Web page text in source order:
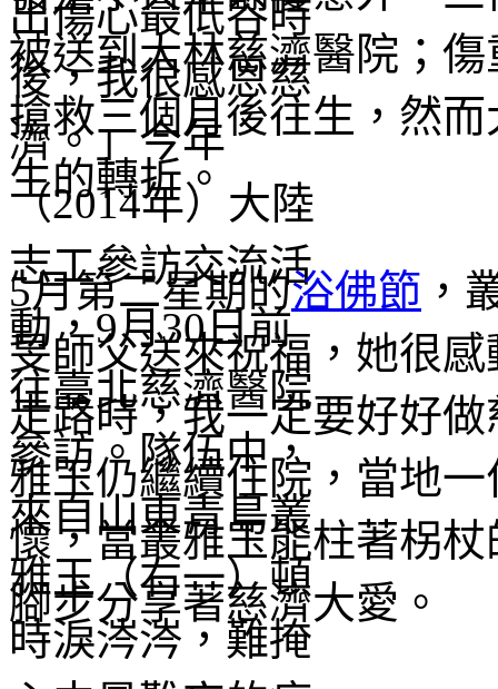
被送到大林慈濟醫院；
搶救三個月後往生，然
生的轉折。
5月第二星期的浴佛節 ，
旻師父送來祝福，她很
走路時，我一定要好好
雅玉仍繼續住院，當地一
懷，當叢雅玉能柱著柺
腳步分享著慈濟大愛。